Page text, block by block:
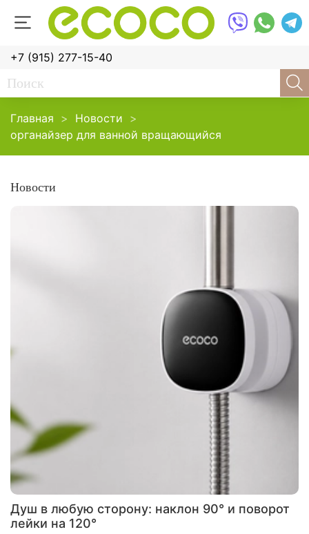
+7 (915) 277-15-40
Главная
Новости
органайзер для ванной вращающийся
Новости
Душ в любую сторону: наклон 90° и поворот
лейки на 120°